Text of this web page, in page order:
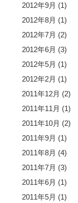
2012年9月 (1)
2012年8月 (1)
2012年7月 (2)
2012年6月 (3)
2012年5月 (1)
2012年2月 (1)
2011年12月 (2)
2011年11月 (1)
2011年10月 (2)
2011年9月 (1)
2011年8月 (4)
2011年7月 (3)
2011年6月 (1)
2011年5月 (1)